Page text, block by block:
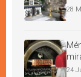
28
24